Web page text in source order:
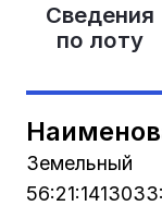
Сведения
по лоту